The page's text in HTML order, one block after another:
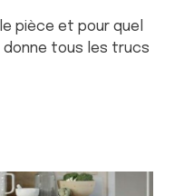
pièce et pour quel
donne tous les trucs